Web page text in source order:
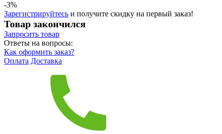
-3%
Зарегистрируйтесь и получите скидку на первый заказ!
Товар закончился
Запросить товар
Ответы на вопросы:
Как оформить заказ?
Оплата Доставка